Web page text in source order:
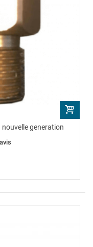
generation